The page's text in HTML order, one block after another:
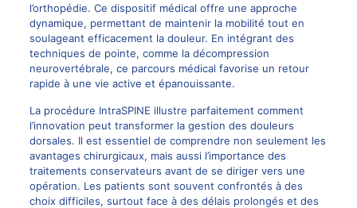
l’orthopédie. Ce dispositif médical offre une approche
dynamique, permettant de maintenir la mobilité tout en
soulageant efficacement la douleur. En intégrant des
techniques de pointe, comme la décompression
neurovertébrale, ce parcours médical favorise un retour
rapide à une vie active et épanouissante.
La procédure IntraSPINE illustre parfaitement comment
l’innovation peut transformer la gestion des douleurs
dorsales. Il est essentiel de comprendre non seulement les
avantages chirurgicaux, mais aussi l’importance des
traitements conservateurs avant de se diriger vers une
opération. Les patients sont souvent confrontés à des
choix difficiles, surtout face à des délais prolongés et des